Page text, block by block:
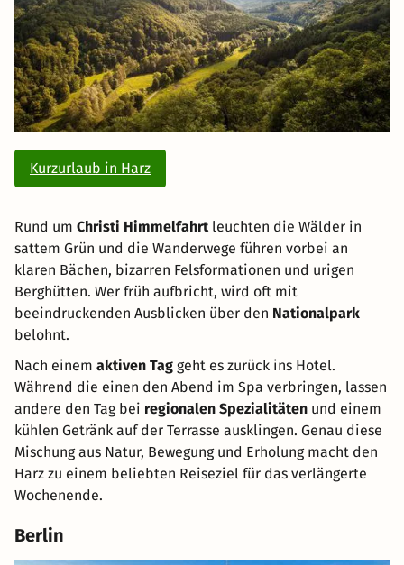
Kurzurlaub in Harz
Rund um Christi Himmelfahrt leuchten die Wälder in
sattem Grün und die Wanderwege führen vorbei an
klaren Bächen, bizarren Felsformationen und urigen
Berghütten. Wer früh aufbricht, wird oft mit
beeindruckenden Ausblicken über den Nationalpark
belohnt.
Nach einem aktiven Tag geht es zurück ins Hotel.
Während die einen den Abend im Spa verbringen, lassen
andere den Tag bei regionalen Spezialitäten und einem
kühlen Getränk auf der Terrasse ausklingen. Genau diese
Mischung aus Natur, Bewegung und Erholung macht den
Harz zu einem beliebten Reiseziel für das verlängerte
Wochenende.
Berlin